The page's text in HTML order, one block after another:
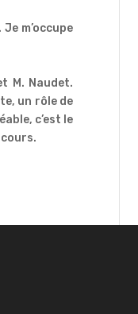
m’occupe
M. Naudet.
un rôle de
c’est le